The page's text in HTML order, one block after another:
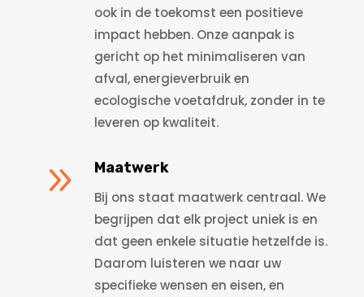
ook in de toekomst een positieve
impact hebben. Onze aanpak is
gericht op het minimaliseren van
afval, energieverbruik en
ecologische voetafdruk, zonder in te
leveren op kwaliteit.
9 Maatwerk
Bij ons staat maatwerk centraal.We
begrijpen dat elk project uniek is en
dat geen enkele situatie hetzelfde is.
Daarom luisteren we naar uw
specifiekewensen en eisen,en